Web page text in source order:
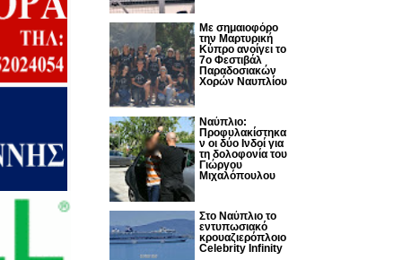
Με σημαιοφόρο
την Μαρτυρική
Κύπρο ανοίγει το
7ο Φεστιβάλ
Παραδοσιακών
Χορών Ναυπλίου
Ναύπλιο:
Προφυλακίστηκα
ν οι δύο Ινδοί για
τη δολοφονία του
Γιώργου
Μιχαλόπουλου
Στο Ναύπλιο το
εντυπωσιακό
κρουαζιερόπλοιο
Celebrity Infinity